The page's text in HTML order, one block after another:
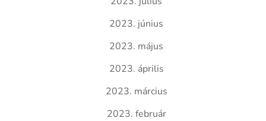
2023. június
2023. május
2023. április
2023. március
2023. február